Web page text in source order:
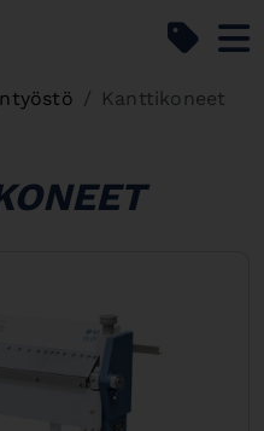
Kanttikoneet